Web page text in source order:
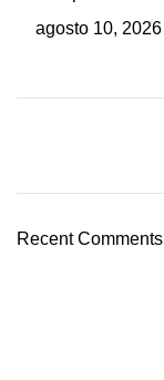
agosto 10, 2026
03 Nov – 03 Dec
Recent Comments